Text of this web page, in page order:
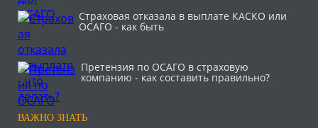
Страховая отказала в выплате КАСКО или
ОСАГО - как быть
Претензия по ОСАГО в страховую
компанию - как составить правильно?
ВАЖНО ЗНАТЬ